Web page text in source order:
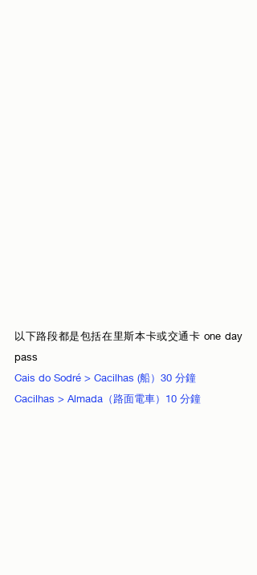
以下路段都是包括在里斯本卡或交通卡 one day
pass
Cais do Sodré > Cacilhas (船）30 分鐘
Cacilhas > Almada（路面電車）10 分鐘